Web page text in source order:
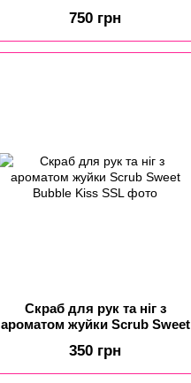
300 мл
750 грн
Скраб для рук та ніг з
ароматом жуйки Scrub Sweet
350 грн